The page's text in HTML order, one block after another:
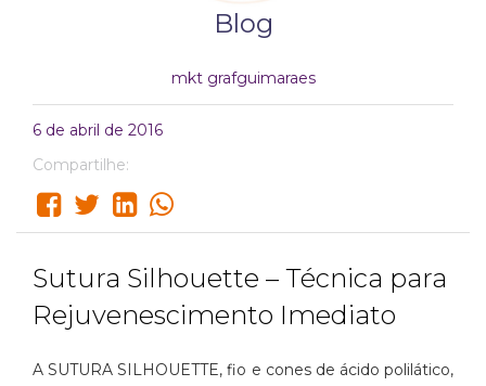
Blog
mkt grafguimaraes
6 de abril de 2016
Compartilhe:
Sutura Silhouette – Técnica para
Rejuvenescimento Imediato
A SUTURA SILHOUETTE, fio e cones de ácido polilático,